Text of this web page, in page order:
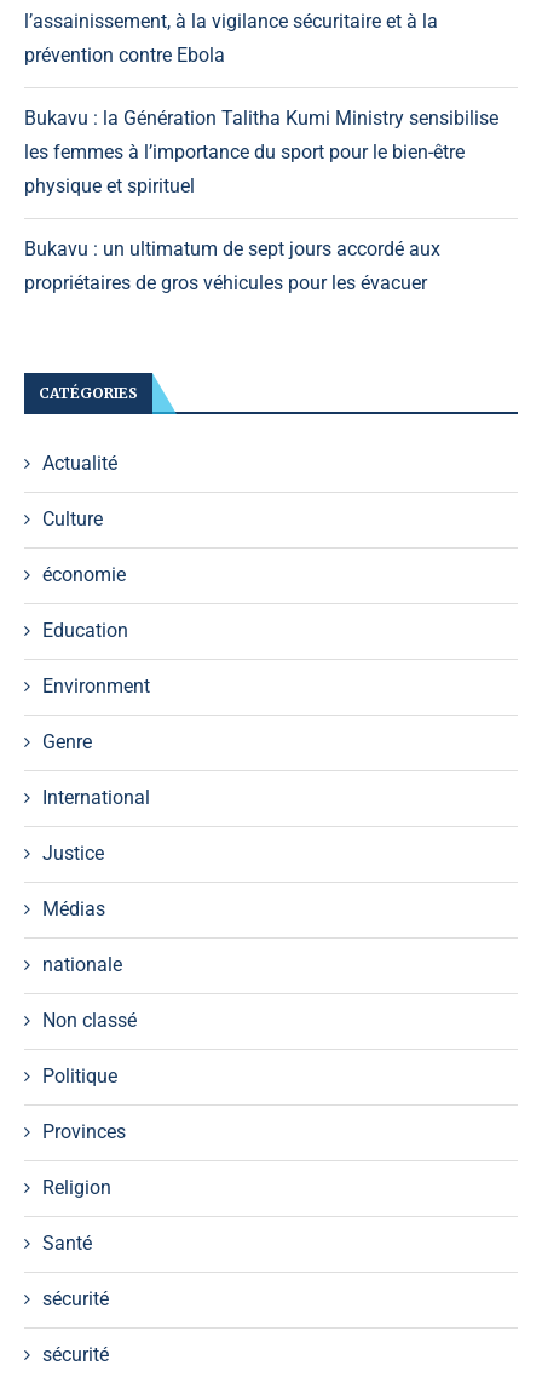
l’assainissement, à la vigilance sécuritaire et à la
prévention contre Ebola
Bukavu : la Génération Talitha Kumi Ministry sensibilise
les femmes à l’importance du sport pour le bien-être
physique et spirituel
Bukavu : un ultimatum de sept jours accordé aux
propriétaires de gros véhicules pour les évacuer
CATÉGORIES
Actualité
Culture
économie
Education
Environment
Genre
International
Justice
Médias
nationale
Non classé
Politique
Provinces
Religion
Santé
sécurité
sécurité